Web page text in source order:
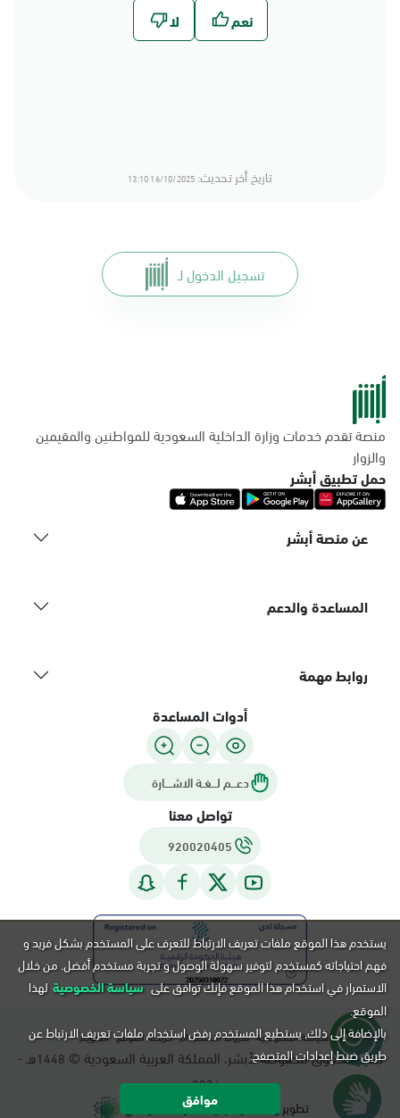
تاريخ أخر تحديث: 16/10/2025 13:10
تسجيل الدخول لـ
منصة تقدم خدمات وزارة الداخلية السعودية للمواطنين والمقيمين
والزوار
حمل تطبيق أبشر
عن منصة أبشر
المساعدة والدعم
روابط مهمة
أدوات المساعدة
دعـــم لـــغـة الاشــــارة
تواصل معنا
920020405
سياسة الخصوصية شروط الاستخدام خريطة الموقع التقويم
جميع الحقوق محفوظة لأبشر، المملكة العربية السعودية © 1448هـ -
2026م.
تطوير و تشغيل مركز المعلومات الوطني
يستخدم هذا الموقع ملفات تعريف الارتباط للتعرف على المستخدم بشكل فريد و
فهم احتياجاته كمستخدم لتوفير سهولة الوصول و تجربة مستخدم أفضل. من خلال
الاستمرار في استخدام هذا الموقع فإنك توافق على سياسة الخصوصية لهذا
الموقع.
بالإضافة إلى ذلك, يستطيع المستخدم رفض استخدام ملفات تعريف الارتباط عن
طريق ضبط إعدادات المتصفح.
موافق